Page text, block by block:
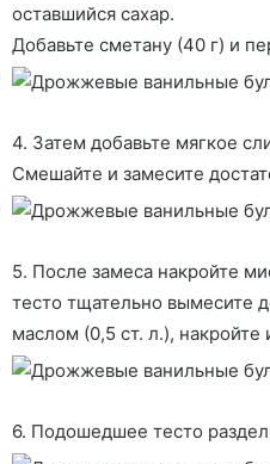
оставшийся сахар.
Добавьте сметану (40 г) и
4. Затем добавьте мягкое
Смешайте и замесите
5. После замеса накройте
тесто тщательно вымесите
маслом (0,5 ст. л.), накройте
6. Подошедшее тесто